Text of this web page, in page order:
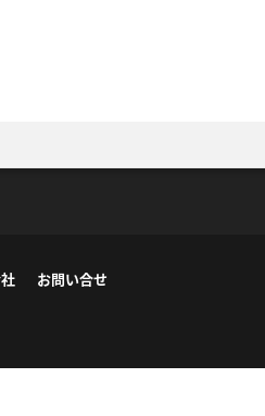
お問い合せ